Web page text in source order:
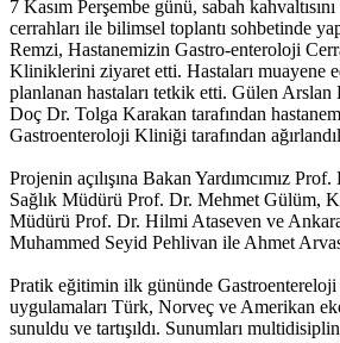
7 Kasım Perşembe günü, sabah
cerrahları ile bilimsel toplantı sohbetinde
Remzi, Hastanemizin Gastro-enteroloji
Kliniklerini ziyaret etti. Hastaları muayene
planlanan hastaları tetkik etti. Gülen
Doç Dr. Tolga Karakan tarafından
Gastroenteroloji Kliniği tarafından
Projenin açılışına Bakan Yardımcımız
Sağlık Müdürü Prof. Dr. Mehmet Gülüm,
Müdürü Prof. Dr. Hilmi Ataseven ve Ankara
Muhammed Seyid Pehlivan ile Ahmet Arvas
Pratik eğitimin ilk gününde Gastroentereloji
uygulamaları Türk, Norveç ve Amerikan
sunuldu ve tartışıldı. Sunumları